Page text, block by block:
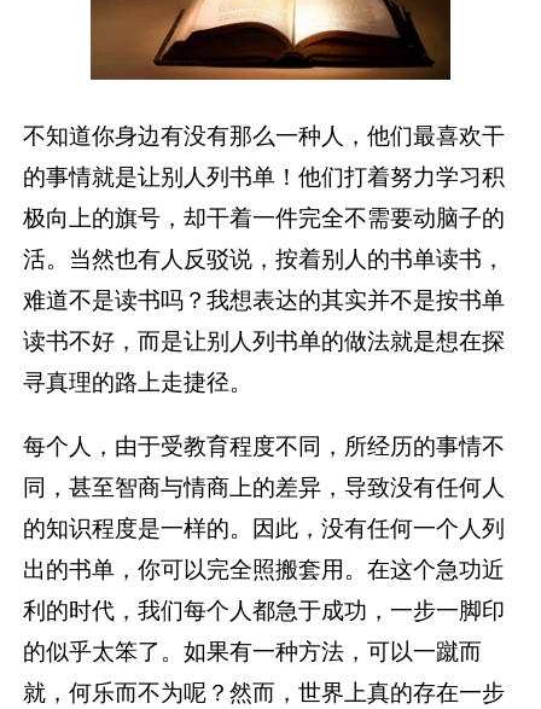
不知道你身边有没有那么一种人，他们最喜欢干
的事情就是让别人列书单！他们打着努力学习积
极向上的旗号，却干着一件完全不需要动脑子的
活。当然也有人反驳说，按着别人的书单读书，
难道不是读书吗？我想表达的其实并不是按书单
读书不好，而是让别人列书单的做法就是想在探
寻真理的路上走捷径。
每个人，由于受教育程度不同，所经历的事情不
同，甚至智商与情商上的差异，导致没有任何人
的知识程度是一样的。因此，没有任何一个人列
出的书单，你可以完全照搬套用。在这个急功近
利的时代，我们每个人都急于成功，一步一脚印
的似乎太笨了。如果有一种方法，可以一蹴而
就，何乐而不为呢？然而，世界上真的存在一步